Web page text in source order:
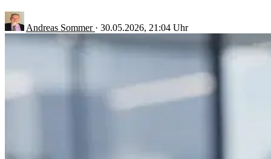
Andreas Sommer · 30.05.2026, 21:04 Uhr